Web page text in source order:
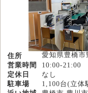
住所
愛知県豊橋
営業時間
10:00-21:00
定休日
なし
駐車場
1,100台(立体